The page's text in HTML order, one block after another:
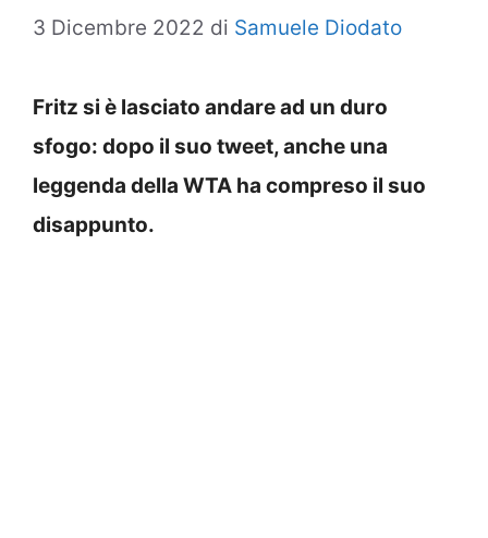
3 Dicembre 2022 di Samuele Diodato
Fritz si è lasciato andare ad un duro
sfogo: dopo il suo tweet, anche una
leggenda della WTA ha compreso il suo
disappunto.